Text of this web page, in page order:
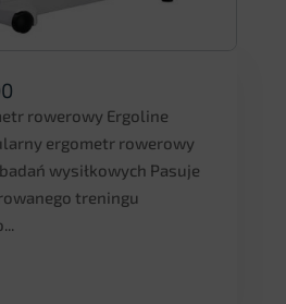
rowerowy Ergoline
ergometr rowerowy
wysiłkowych Pasuje
treningu